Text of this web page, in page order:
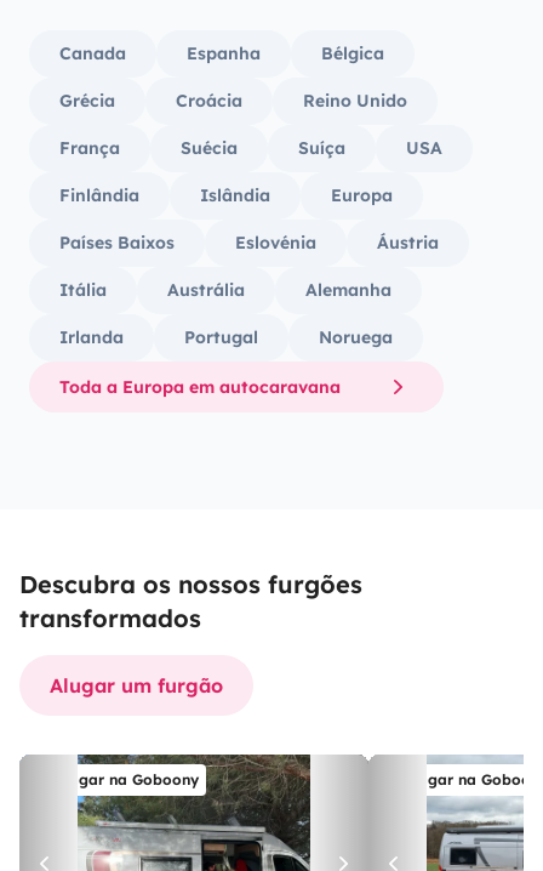
Canada Espanha Bélgica
Grécia Croácia Reino Unido
França Suécia Suíça USA
Finlândia Islândia Europa
Países Baixos Eslovénia Áustria
Itália Austrália Alemanha
Irlanda Portugal Noruega
Toda a Europa em autocaravana
Descubra os nossos furgões
transformados
Alugar um furgão
Alugar na Goboony Alugar na